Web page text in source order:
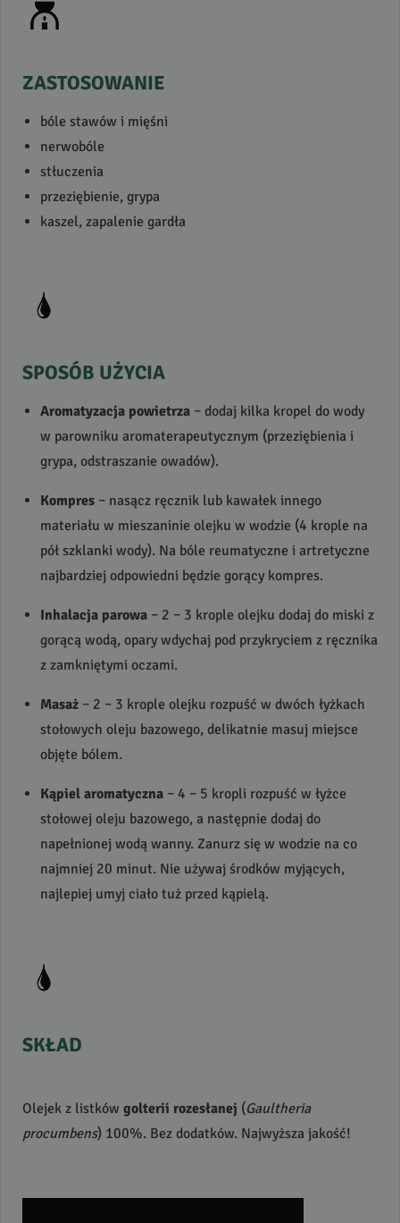
ZASTOSOWANIE
bóle stawów i mięśni
nerwobóle
stłuczenia
przeziębienie, grypa
kaszel, zapalenie gardła
SPOSÓB UŻYCIA
Aromatyzacja powietrza – dodaj kilka kropel do wody
w parowniku aromaterapeutycznym (przeziębienia i
grypa, odstraszanie owadów).
Kompres – nasącz ręcznik lub kawałek innego
materiału w mieszaninie olejku w wodzie (4 krople na
pół szklanki wody). Na bóle reumatyczne i artretyczne
najbardziej odpowiedni będzie gorący kompres.
Inhalacja parowa – 2 – 3 krople olejku dodaj do miski z
gorącą wodą, opary wdychaj pod przykryciem z ręcznika
z zamkniętymi oczami.
Masaż – 2 – 3 krople olejku rozpuść w dwóch łyżkach
stołowych oleju bazowego, delikatnie masuj miejsce
objęte bólem.
Kąpiel aromatyczna – 4 – 5 kropli rozpuść w łyżce
stołowej oleju bazowego, a następnie dodaj do
napełnionej wodą wanny. Zanurz się w wodzie na co
najmniej 20 minut. Nie używaj środków myjących,
najlepiej umyj ciało tuż przed kąpielą.
SKŁAD
Olejek z listków golterii rozesłanej (Gaultheria
procumbens) 100%. Bez dodatków. Najwyższa jakość!